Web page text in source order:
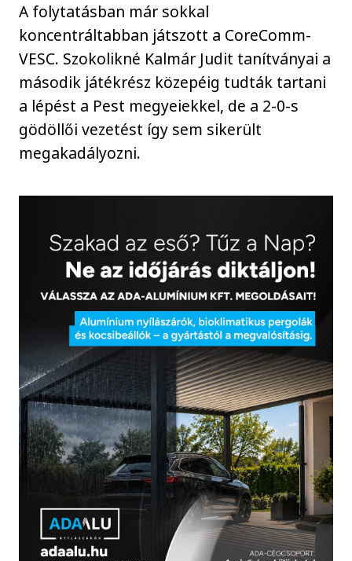
A folytatásban már sokkal
koncentráltabban játszott a CoreComm-
VESC. Szokolikné Kalmár Judit tanítványai a
második játékrész közepéig tudták tartani
a lépést a Pest megyeiekkel, de a 2-0-s
gödöllői vezetést így sem sikerült
megakadályozni.